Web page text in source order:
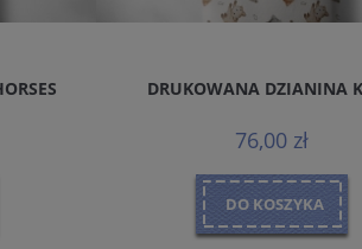
DRUKOWANA DZIANINA
76,00 zł
DO KOSZYKA